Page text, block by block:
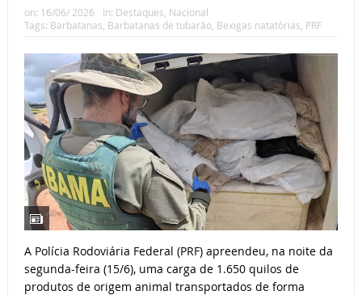
on: 16/06/ 2026 In: Destaques, Nacional
Tags: Barbatanas, Barbatanas de tubarão, Bexigas natatórias, PRF
A Polícia Rodoviária Federal (PRF) apreendeu, na noite da
segunda-feira (15/6), uma carga de 1.650 quilos de
produtos de origem animal transportados de forma